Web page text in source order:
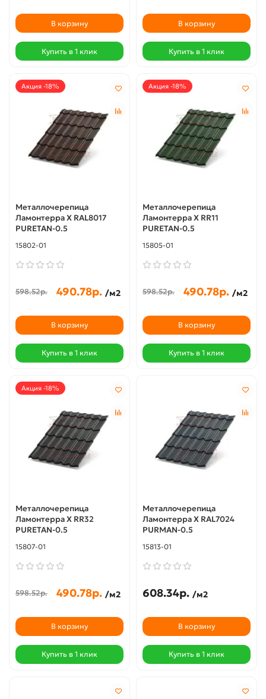
В корзину
Купить в 1 клик
В корзину
Купить в 1 клик
Акция -18%
Металлочерепица
Ламонтерра X RAL8017
PURETAN-0.5
15802-01
598.52р. 490.78р. /м2
В корзину
Купить в 1 клик
Акция -18%
Металлочерепица
Ламонтерра X RR11
PURETAN-0.5
15805-01
598.52р. 490.78р. /м2
В корзину
Купить в 1 клик
Акция -18%
Металлочерепица
Ламонтерра X RR32
PURETAN-0.5
15807-01
598.52р. 490.78р. /м2
В корзину
Купить в 1 клик
Металлочерепица
Ламонтерра X RAL7024
PURMAN-0.5
15813-01
608.34р. /м2
В корзину
Купить в 1 клик